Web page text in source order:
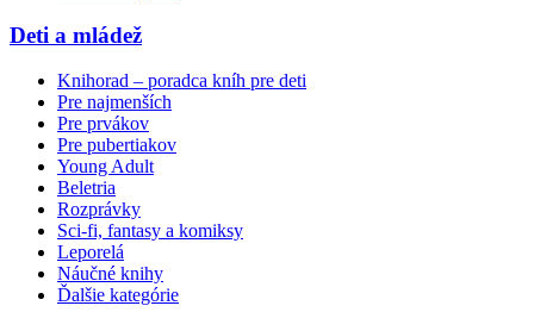
Deti a mládež
Knihorad – poradca kníh pre deti
Pre najmenších
Pre prvákov
Pre pubertiakov
Young Adult
Beletria
Rozprávky
Sci-fi, fantasy a komiksy
Leporelá
Náučné knihy
Ďalšie kategórie